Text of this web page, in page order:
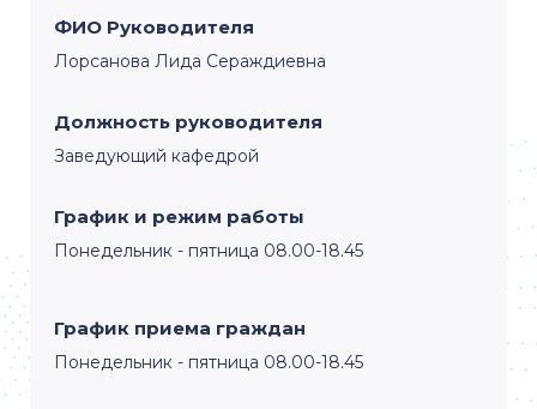
ФИО Руководителя
Лорсанова Лида Сераждиевна
Должность руководителя
Заведующий кафедрой
График и режим работы
Понедельник - пятница 08.00-18.45
График приема граждан
Понедельник - пятница 08.00-18.45